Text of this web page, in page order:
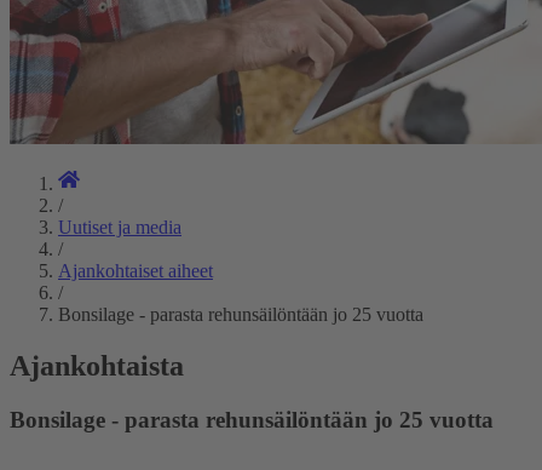
/
Uutiset ja media
/
Ajankohtaiset aiheet
/
Bonsilage - parasta rehunsäilöntään jo 25 vuotta
Ajankohtaista
Bonsilage - parasta rehunsäilöntään jo 25 vuotta